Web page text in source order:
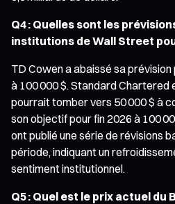
Q4 : Quelles sont les
institutions de Wall Street
TD Cowen a abaissé sa prévision
à 100 000 $. Standard Chartered
pourrait tomber vers 50 000 $ à
son objectif pour fin 2026 à 100
ont publié une série de révisions
période, indiquant un
sentiment institutionnel.
Q5 : Quel est le prix actuel du